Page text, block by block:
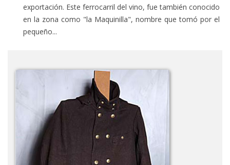
exportación. Este ferrocarril del vino, fue también conocido
en la zona como "la Maquinilla", nombre que tomó por el
pequeño...